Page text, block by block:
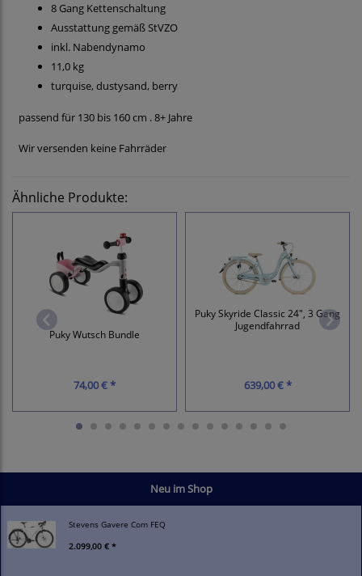
Neu im Shop
Stevens Gavere Com FEQ
2.099,00 € *
8 Gang Kettenschaltung
Ausstattung gemäß StVZO
inkl. Nabendynamo
11,0 kg
turquise, dustysand, berry
passend für 130 bis 160 cm . 8+ Jahre
Wir versenden keine Fahrräder
Ähnliche Produkte:
Puky Wutsch Bundle
74,00 € *
Puky Skyride Classic 24", 3 Gang
Jugendfahrrad
639,00 € *